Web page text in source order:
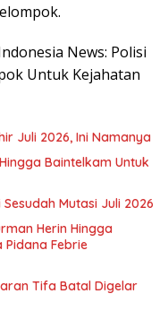
News: Polisi
Untuk Kejahatan
Juli 2026, Ini Namanya
Baintelkam Untuk
Mutasi Juli 2026
Herin Hingga
Pidana Febrie
Tifa Batal Digelar